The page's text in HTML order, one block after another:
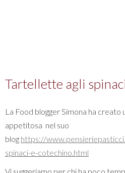
Tartellette agli
La Food blogger Simona ha creato
appetitosa nel suo
blog https://
spinaci-e-cotechino.html